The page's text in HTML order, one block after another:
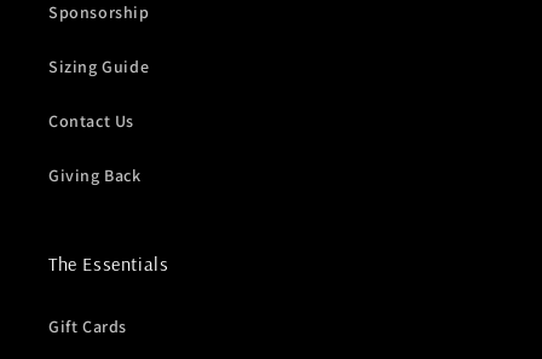
Sponsorship
Sizing Guide
Contact Us
Giving Back
The Essentials
Gift Cards